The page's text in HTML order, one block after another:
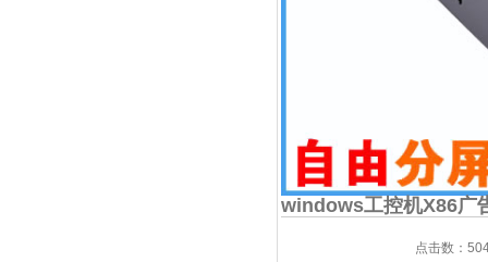
windows工控机X86广
点击数：